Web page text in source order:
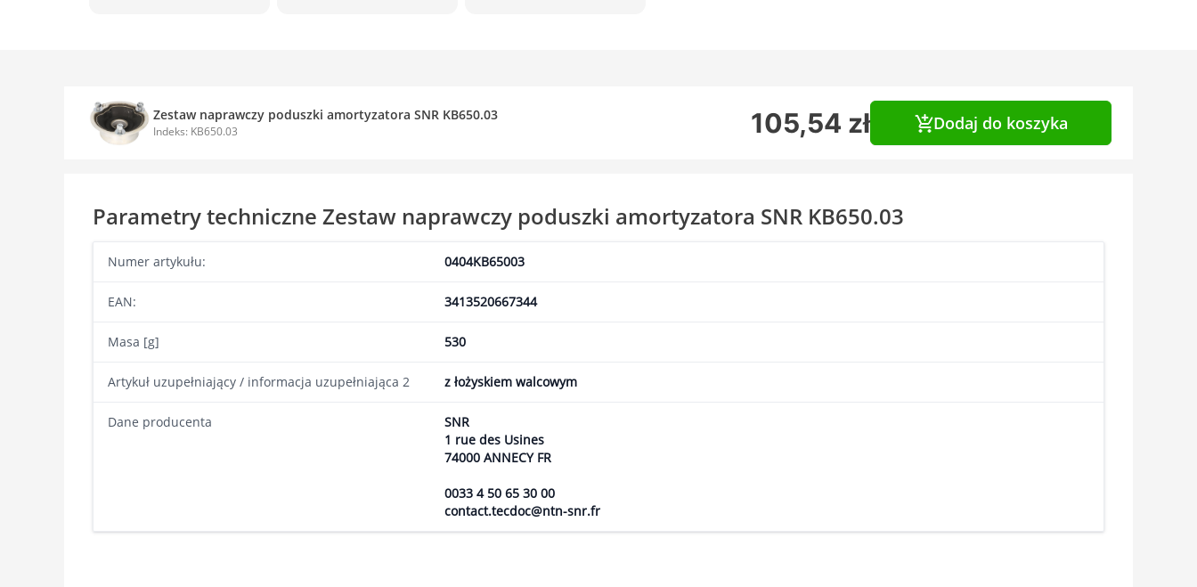
Zestaw naprawczy poduszki amortyzatora SNR KB650.03
Indeks: KB650.03 105,54 zł Dodaj do koszyka
Parametry techniczne Zestaw naprawczy poduszki amortyzatora SNR KB650.03
Numer artykułu: 0404KB65003
EAN: 3413520667344
Masa [g] 530
Artykuł uzupełniający / informacja uzupełniająca 2 z łożyskiem walcowym
Dane producenta
SNR
1 rue des Usines
74000 ANNECY FR
0033 4 50 65 30 00
contact.tecdoc@ntn-snr.fr